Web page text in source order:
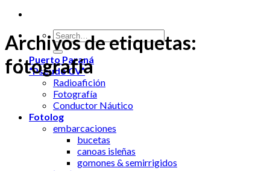
Puerto Paraná
“Pseudo CV”
Radioafición
Fotografía
Conductor Náutico
Fotolog
embarcaciones
bucetas
canoas isleñas
gomones & semirrigidos
Archivos de etiquetas:
fotografía